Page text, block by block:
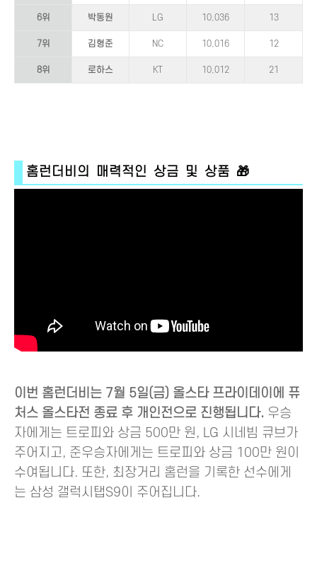
6위 박동원 LG 10,036 13
7위 김형준 NC 10,016 12
8위 로하스 KT 10,012 21
홈런더비의 매력적인 상금 및 상품 🎁
이번 홈런더비는 7월 5일(금) 올스타 프라이데이에 퓨
처스 올스타전 종료 후 개인전으로 진행됩니다. 우승
자에게는 트로피와 상금 500만 원, LG 시네빔 큐브가
주어지고, 준우승자에게는 트로피와 상금 100만 원이
수여됩니다. 또한, 최장거리 홈런을 기록한 선수에게
는 삼성 갤럭시탭S9이 주어집니다.